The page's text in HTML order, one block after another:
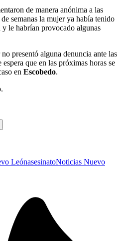
de manera anónima a las
semanas la mujer ya había tenido
le habrían provocado algunas
presentó alguna denuncia ante las
que en las próximas horas se
en Escobedo.
LeónasesinatoNoticias Nuevo